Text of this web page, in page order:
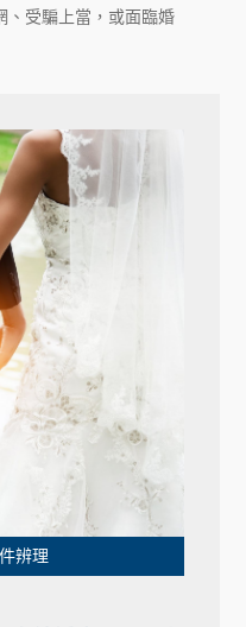
、受騙上當，或面臨婚
辨理